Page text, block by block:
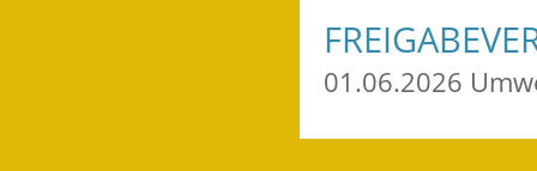
01.06.2026